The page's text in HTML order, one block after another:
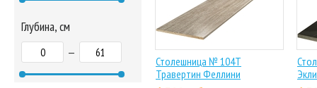
Столешница № 104Т
Травертин Феллини
Глубина, см
—